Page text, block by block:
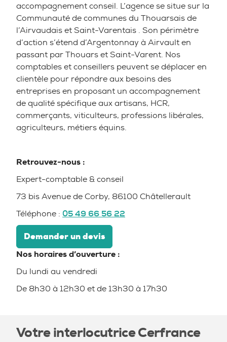
accompagnement conseil. L’agence se situe sur la
Communauté de communes du Thouarsais de
l’Airvaudais et Saint-Varentais . Son périmètre
d’action s’étend d’Argentonnay à Airvault en
passant par Thouars et Saint-Varent. Nos
comptables et conseillers peuvent se déplacer en
clientèle pour répondre aux besoins des
entreprises en proposant un accompagnement
de qualité spécifique aux artisans, HCR,
commerçants, viticulteurs, professions libérales,
agriculteurs, métiers équins.
Retrouvez-nous :
Expert-comptable & conseil
73 bis Avenue de Corby, 86100 Châtellerault
Téléphone : 05 49 66 56 22
Demander un devis
Nos horaires d’ouverture :
Du lundi au vendredi
De 8h30 à 12h30 et de 13h30 à 17h30
Votre interlocutrice Cerfrance